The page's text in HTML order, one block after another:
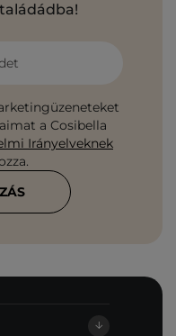
a Cosibella
Irányelveknek